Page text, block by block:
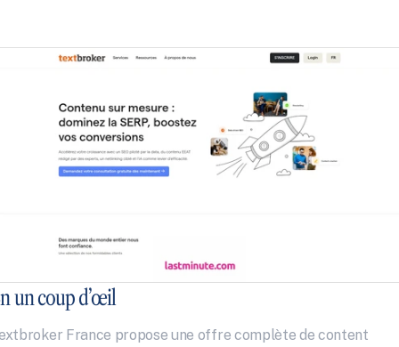
un coup d’œil
France propose une offre complète de content